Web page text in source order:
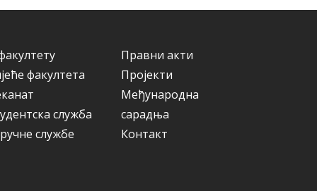
факултета
служба
службе
Правни акти
Пројекти
Међународна
сарадња
Контакт